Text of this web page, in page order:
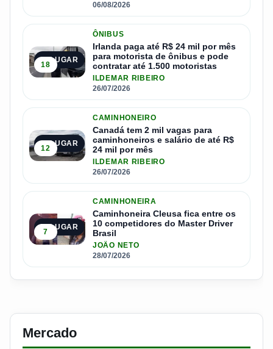
06/08/2026
3º LUGAR
18
ÔNIBUS
Irlanda paga até R$ 24 mil por mês
para motorista de ônibus e pode
contratar até 1.500 motoristas
ILDEMAR RIBEIRO
26/07/2026
4º LUGAR
12
CAMINHONEIRO
Canadá tem 2 mil vagas para
caminhoneiros e salário de até R$
24 mil por mês
ILDEMAR RIBEIRO
26/07/2026
5º LUGAR
7
CAMINHONEIRA
Caminhoneira Cleusa fica entre os
10 competidores do Master Driver
Brasil
JOÃO NETO
28/07/2026
Mercado